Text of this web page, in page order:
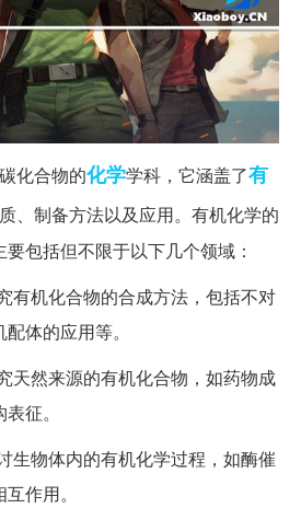
化合物的化学学科，它涵盖了有
、制备方法以及应用。有机化学的
包括但不限于以下几个领域：
有机化合物的合成方法，包括不对
体的应用等。
天然来源的有机化合物，如药物成
征。
生物体内的有机化学过程，如酶催
作用。